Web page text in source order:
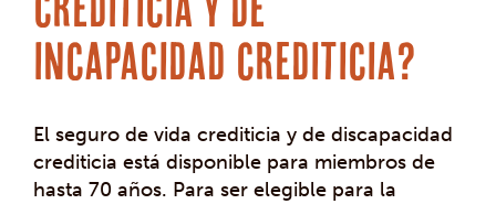
incapacidad crediticia?
El seguro de vida crediticia y de discapacidad
crediticia está disponible para miembros de
hasta 70 años. Para ser elegible para la